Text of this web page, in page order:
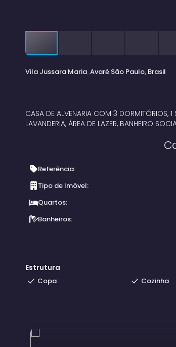
Vila Jussara Maria Avaré São Paulo, Brasil
CASA DE ALVENARIA COM 3 DORMITÓRIOS,
LAVANDERIA, ÁREA DE LAZER, BANHEIRO
Referência:
Tipo de Imóvel:
Quartos:
Banheiros:
Estrutura
Copa Cozinha